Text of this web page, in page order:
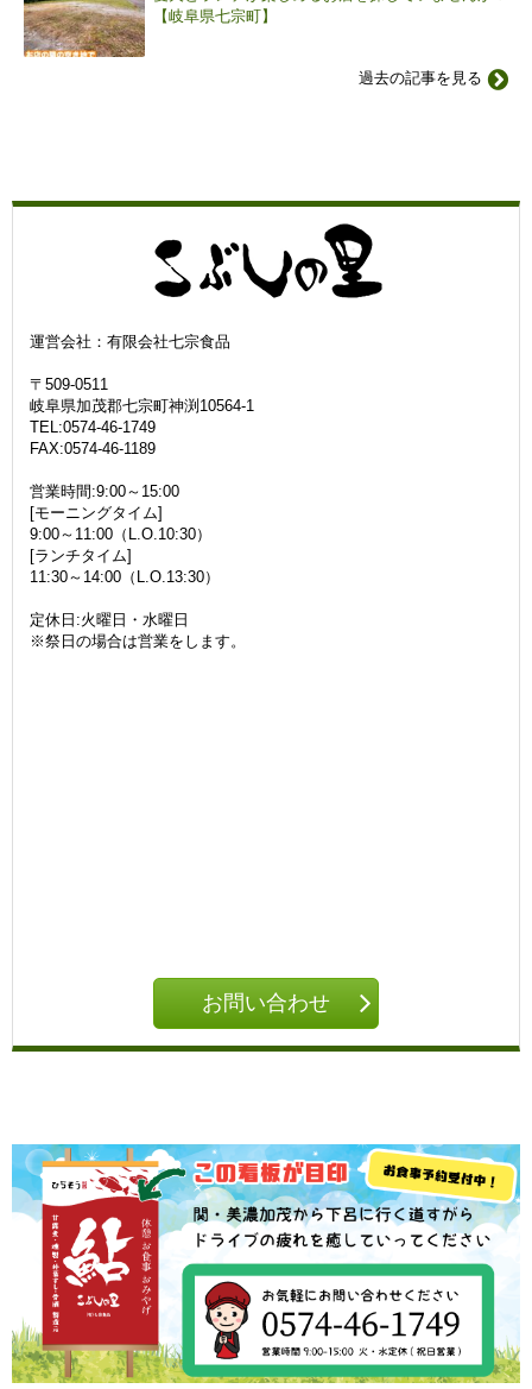
【岐阜県七宗町】
過去の記事を見る
運営会社：有限会社七宗食品
〒509-0511
岐阜県加茂郡七宗町神渕10564-1
TEL:0574-46-1749
FAX:0574-46-1189
営業時間:9:00～15:00
[モーニングタイム]
9:00～11:00（L.O.10:30）
[ランチタイム]
11:30～14:00（L.O.13:30）
定休日:火曜日・水曜日
※祭日の場合は営業をします。
お問い合わせ